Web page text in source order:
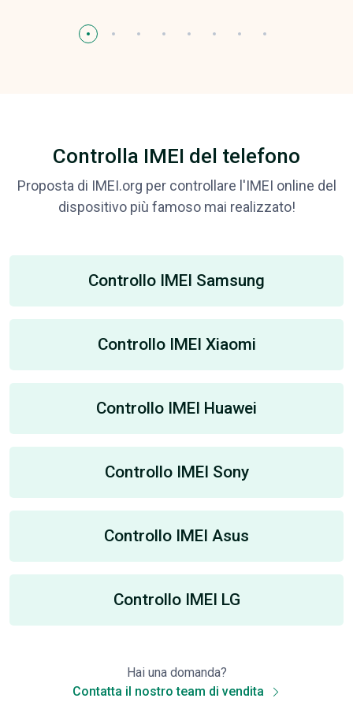
Controlla IMEI del telefono
Proposta di IMEI.org per controllare l'IMEI online del
dispositivo più famoso mai realizzato!
Controllo IMEI Samsung
Controllo IMEI Xiaomi
Controllo IMEI Huawei
Controllo IMEI Sony
Controllo IMEI Asus
Controllo IMEI LG
Hai una domanda?
Contatta il nostro team di vendita